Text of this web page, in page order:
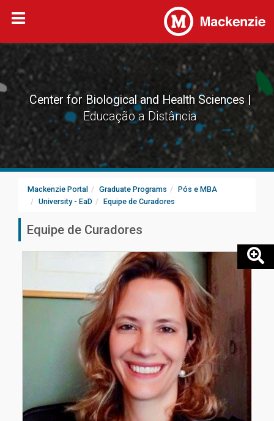
Center for Biological and Health Sciences
Educação a Distância
Mackenzie Portal Graduate Programs
Pós e MBA
University - EaD
Equipe de Curadores
Equipe de Curadores